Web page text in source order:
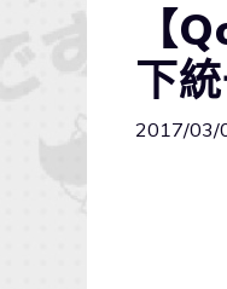
【
下
2017/03/